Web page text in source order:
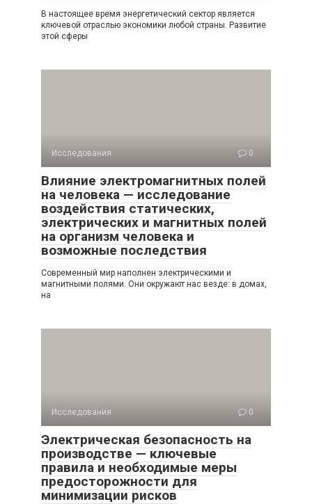
В настоящее время энергетический сектор является
ключевой отраслью экономики любой страны. Развитие
этой сферы
Исследования 0
Влияние электромагнитных полей
на человека — исследование
воздействия статических,
электрических и магнитных полей
на организм человека и
возможные последствия
Современный мир наполнен электрическими и
магнитными полями. Они окружают нас везде: в домах,
на
Исследования 0
Электрическая безопасность на
производстве — ключевые
правила и необходимые меры
предосторожности для
минимизации рисков